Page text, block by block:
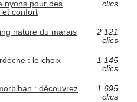
nyons pour des
et confort
clics
nature du marais
2 121
clics
: le choix
1 145
clics
: découvrez
1 695
clics